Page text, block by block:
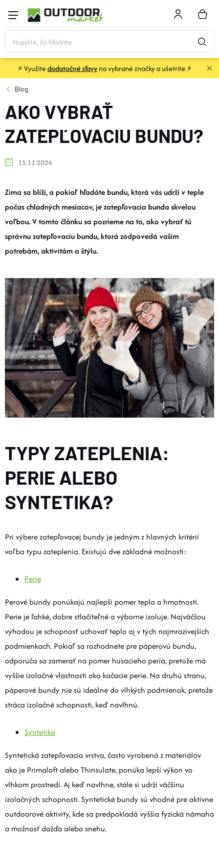
obsah
KOŠÍK
STANY a PRÍSTREŠKY
SPACÁKY
KARIMATKY
BATOHY a TAŠKY
TOPÁNKY a PONOŽKY
CYKLISTIKA
Značky
Obchodné podmienky
Podmienky ochrany osobných údajov
Doprava a platba
Kontakty
Veľkostné tabuľky
Výmena a vrátenie
Reklamácie
Zľavové kódy Blog Moja objednávka
⚡ Využitedodatočné zľavyna vybrané značky a ušetrite ⚡
Blog
AKO VYBRAŤ
ZATEPĽOVACIU BUNDU?
15.11.2024
Zima sa blíži, a pokiaľ hľadáte bundu, ktorá vás udrží v teple
počas chladných mesiacov, je zatepľovacia bunda skvelou
voľbou. V tomto článku sa pozrieme na to, ako vybrať tú
správnu zatepľovaciu bundu, ktorá zodpovedá vašim
potrebám, aktivitám a štýlu.
TYPY ZATEPLENIA:
PERIE ALEBO
SYNTETIKA?
Pri výbere zatepľovacej bundy je jedným z hlavných kritérií
voľba typu zateplenia. Existujú dve základné možnosti:
Perie
Perové bundy ponúkajú najlepší pomer tepla a hmotnosti.
Perie je ľahké, dobre stlačiteľné a výborne izoluje. Najväčšou
výhodou je schopnosť uchovať teplo aj v tých najmrazivejších
podmienkach. Pokiaľ sa rozhodnete pre páperovú bundu,
odporúča sa zamerať na pomer husacieho peria, pretože má
vyššie izolačné vlastnosti ako kačacie perie. Na druhú stranu,
páperové bundy nie sú ideálne do vlhkých podmienok, pretože
stráca izolačné schopnosti, keď navlhnú.
Syntetika
Syntetická zatepľovacia vrstva, často vyrobená z materiálov
ako je Primaloft alebo Thinsulate, ponúka lepší výkon vo
vlhkom prostredí. Aj keď navlhne, stále si udrží väčšinu
izolačných schopností. Syntetické bundy sú vhodné pre aktívne
outdoorové aktivity, kde sa predpokladá vyššia fyzická námaha
a možnosť dažďa alebo snehu.